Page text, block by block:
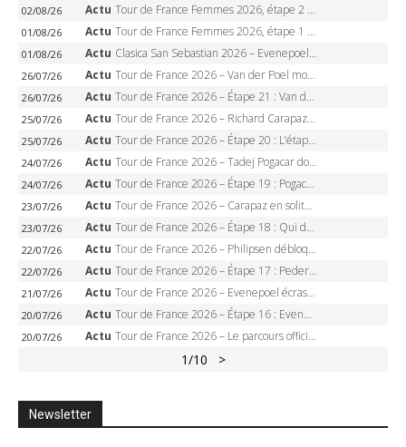
02/08/26 Actu Tour de France Femmes 2026, étape 2 – Lorena Wiebes doublé à Genève, Markus héroïque, 7e record
01/08/26 Actu Tour de France Femmes 2026, étape 1 – Lorena Wiebes intouchable à Lausanne, premier maillot jaune
01/08/26 Actu Clasica San Sebastian 2026 – Evenepoel recordman, 4e victoire, Carapaz battu au sprint
26/07/26 Actu Tour de France 2026 – Van der Poel monumental à Paris, Pogacar égale le record des cinq sacres
26/07/26 Actu Tour de France 2026 – Étape 21 : Van der Poel, Pogacar, qui succédera à Wout van Aert sur les Champs-Elysées ?
25/07/26 Actu Tour de France 2026 – Richard Carapaz roi des Alpes, doublé et maillot à pois, Seixas perd le podium
25/07/26 Actu Tour de France 2026 – Étape 20 : L’étape reine, Galibier, Sarenne, Alpe d’Huez, qui succédera à Pogacar ?
24/07/26 Actu Tour de France 2026 – Tadej Pogacar dompte l’Alpe d’Huez, 5e victoire, record de Pantani pulvérisé
24/07/26 Actu Tour de France 2026 – Étape 19 : Pogacar peut-il enfin dompter l’Alpe d’Huez ?
23/07/26 Actu Tour de France 2026 – Carapaz en solitaire à Orcières-Merlette, Paret-Peintre à un point du maillot à pois
23/07/26 Actu Tour de France 2026 – Étape 18 : Qui domptera Orcières-Merlette, première marche vers l’Alpe d’Huez ?
22/07/26 Actu Tour de France 2026 – Philipsen débloque son compteur à Voiron, Pedersen en danger pour le maillot vert
22/07/26 Actu Tour de France 2026 – Étape 17 : Pedersen peut-il verrouiller le maillot vert à Voiron ?
21/07/26 Actu Tour de France 2026 – Evenepoel écrase le chrono d’Évian, Seixas 4e, Lipowitz abandonne
20/07/26 Actu Tour de France 2026 – Étape 16 : Evenepoel, Pogacar, Ganna… qui domptera le chrono d’Évian pour redessiner le podium ?
20/07/26 Actu Tour de France 2026 – Le parcours officiel complet : 21 étapes, profils, carte et dates
1/10 >
Newsletter